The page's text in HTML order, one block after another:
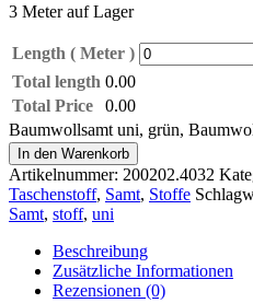
3 Meter auf Lager
Length ( Meter )
Total length 0.00
Total Price
0.00
Baumwollsamt uni, grün,
In den Warenkorb
Artikelnummer: 200202.4032
Taschenstoff, Samt, Stoffe
Samt, stoff, uni
Beschreibung
Zusätzliche Informationen
Rezensionen (0)